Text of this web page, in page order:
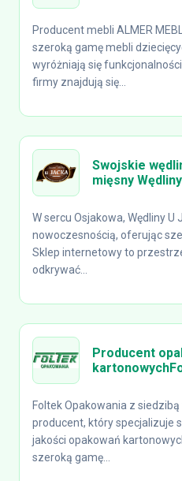
Producent mebli ALMER
szeroką gamę mebli
wyróżniają się
firmy znajdują się...
Swojskie
mięsny
W sercu Osjakowa, Wędliny U
nowoczesnością, oferując
Sklep internetowy to
odkrywać...
Producent
Foltek Opakowania z
producent, który specjalizuje
jakości opakowań
szeroką gamę...